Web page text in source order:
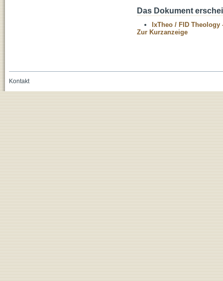
Das Dokument
IxTheo / FID Theology
Zur Kurzanzeige
Kontakt